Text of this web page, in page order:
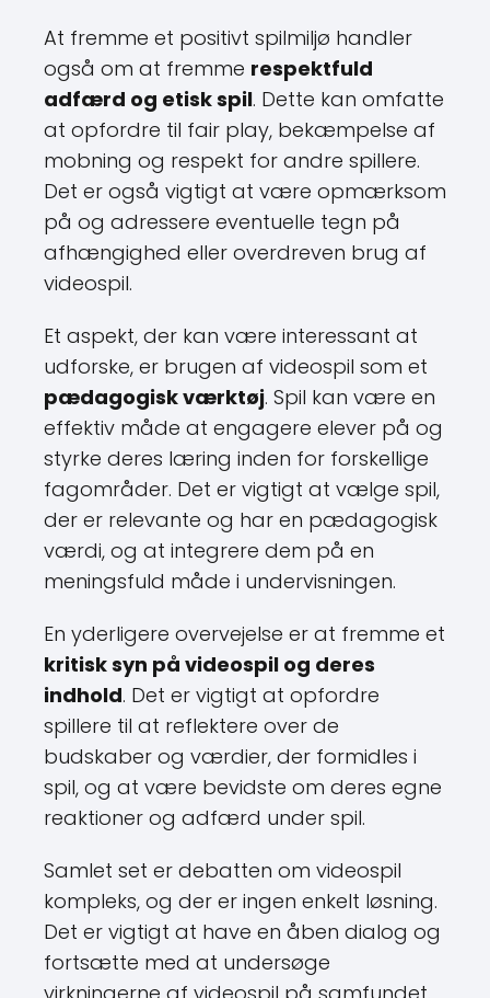
At fremme et positivt spilmiljø handler
også om at fremme respektfuld
adfærd og etisk spil. Dette kan omfatte
at opfordre til fair play, bekæmpelse af
mobning og respekt for andre spillere.
Det er også vigtigt at være opmærksom
på og adressere eventuelle tegn på
afhængighed eller overdreven brug af
videospil.
Et aspekt, der kan være interessant at
udforske, er brugen af videospil som et
pædagogisk værktøj. Spil kan være en
effektiv måde at engagere elever på og
styrke deres læring inden for forskellige
fagområder. Det er vigtigt at vælge spil,
der er relevante og har en pædagogisk
værdi, og at integrere dem på en
meningsfuld måde i undervisningen.
En yderligere overvejelse er at fremme et
kritisk syn på videospil og deres
indhold. Det er vigtigt at opfordre
spillere til at reflektere over de
budskaber og værdier, der formidles i
spil, og at være bevidste om deres egne
reaktioner og adfærd under spil.
Samlet set er debatten om videospil
kompleks, og der er ingen enkelt løsning.
Det er vigtigt at have en åben dialog og
fortsætte med at undersøge